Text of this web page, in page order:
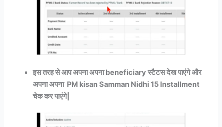
इस तरह से आप अपना अपना beneficiary स्टैटस देख पाएंगे और
अपना अपना PM kisan Samman Nidhi 15 Installment
चेक कर पाएंगे|